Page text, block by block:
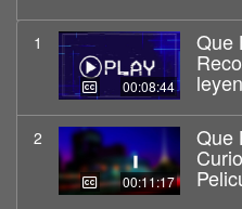
1
00:08:44
Que
2
00:11:17
Que